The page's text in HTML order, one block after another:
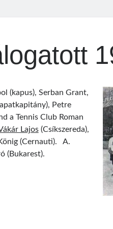
(kapus), Serban Grant,
Petre
a Tennis Club Roman
Lajos(Csíkszereda),
(Cernauti). A.
(Bukarest).